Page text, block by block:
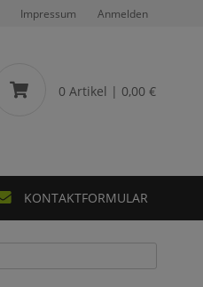
Impressum Anmelden
0 Artikel | 0,00 €
KONTAKTFORMULAR